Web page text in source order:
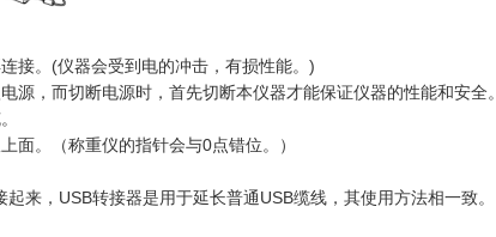
接。(仪器会受到电的冲击，有损性能。)
源，而切断电源时，首先切断本仪器才能保证仪器的性能和安全。
面。（称重仪的指针会与0点错位。）
来，USB转接器是用于延长普通USB缆线，其使用方法相一致。